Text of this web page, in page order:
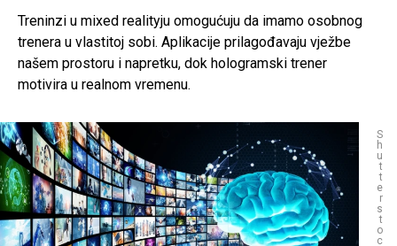
Treninzi u mixed realityju omogućuju da imamo osobnog
trenera u vlastitoj sobi. Aplikacije prilagođavaju vježbe
našem prostoru i napretku, dok hologramski trener
motivira u realnom vremenu.
S
h
u
t
t
e
r
s
t
o
c